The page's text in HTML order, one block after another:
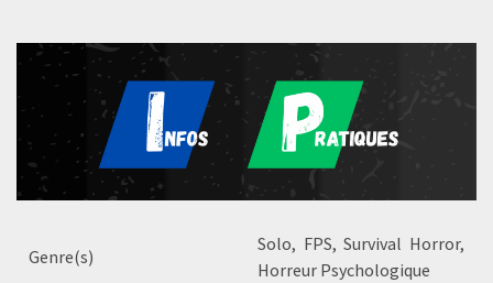
Genre(s)
Solo, FPS, Survival Horror,
Horreur Psychologique